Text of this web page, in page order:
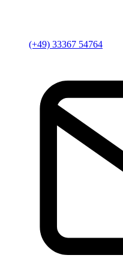
(+49) 33367 54764